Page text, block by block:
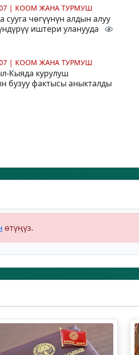
| КООМ ЖАНА ТУРМУШ
сууга чөгүүнүн алдын алуу
иштери уланууда
| КООМ ЖАНА ТУРМУШ
Кыяда курулуш
бузуу фактысы аныкталды
өтүңүз.